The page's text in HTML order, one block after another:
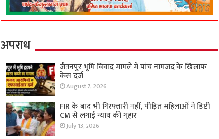
अपराध
जैतनपुर भूमि विवाद मामले में पांच नामजद के खिलाफ
केस दर्ज
August 7, 2026
FIR के बाद भी गिरफ्तारी नहीं, पीड़ित महिलाओं ने डिप्टी
CM से लगाई न्याय की गुहार
July 13, 2026